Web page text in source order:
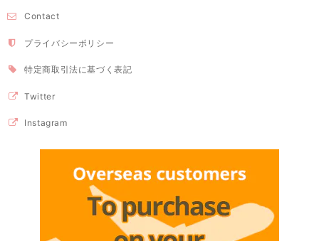
Contact
プライバシーポリシー
特定商取引法に基づく表記
Twitter
Instagram